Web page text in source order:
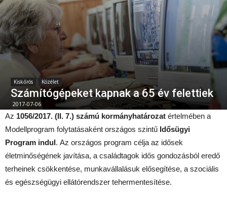
Kiskőrös Közélet
Számítógépeket kapnak a 65 év felettiek
2017-07-06
Az 1056/2017. (II. 7.) számú kormányhatározat értelmében a
Modellprogram folytatásaként országos szintű Idősügyi
Program indul. Az országos program célja az idősek
életminőségének javítása, a családtagok idős gondozásból eredő
terheinek csökkentése, munkavállalásuk elősegítése, a szociális
és egészségügyi ellátórendszer tehermentesítése.